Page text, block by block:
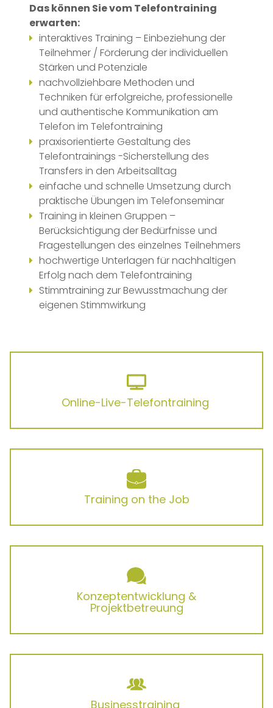
Das können Sie vom Telefontraining
erwarten:
interaktives Training – Einbeziehung der
Teilnehmer / Förderung der individuellen
Stärken und Potenziale
nachvollziehbare Methoden und
Techniken für erfolgreiche, professionelle
und authentische Kommunikation am
Telefon im Telefontraining
praxisorientierte Gestaltung des
Telefontrainings -Sicherstellung des
Transfers in den Arbeitsalltag
einfache und schnelle Umsetzung durch
praktische Übungen im Telefonseminar
Training in kleinen Gruppen –
Berücksichtigung der Bedürfnisse und
Fragestellungen des einzelnes Teilnehmers
hochwertige Unterlagen für nachhaltigen
Erfolg nach dem Telefontraining
Stimmtraining zur Bewusstmachung der
eigenen Stimmwirkung
Online-Live-Telefontraining
Training on the Job
Konzeptentwicklung &
Projektbetreuung
Businesstraining